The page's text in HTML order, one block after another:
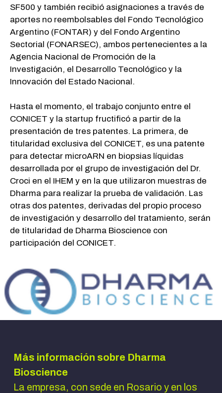
SF500 y también recibió asignaciones a través de
aportes no reembolsables del Fondo Tecnológico
Argentino (FONTAR) y del Fondo Argentino
Sectorial (FONARSEC), ambos pertenecientes a la
Agencia Nacional de Promoción de la
Investigación, el Desarrollo Tecnológico y la
Innovación del Estado Nacional.
Hasta el momento, el trabajo conjunto entre el
CONICET y la startup fructificó a partir de la
presentación de tres patentes. La primera, de
titularidad exclusiva del CONICET, es una patente
para detectar microARN en biopsias líquidas
desarrollada por el grupo de investigación del Dr.
Croci en el IHEM y en la que utilizaron muestras de
Dharma para realizar la prueba de validación. Las
otras dos patentes, derivadas del propio proceso
de investigación y desarrollo del tratamiento, serán
de titularidad de Dharma Bioscience con
participación del CONICET.
Más información sobre Dharma
Bioscience
La empresa, con sede en Rosario y en los